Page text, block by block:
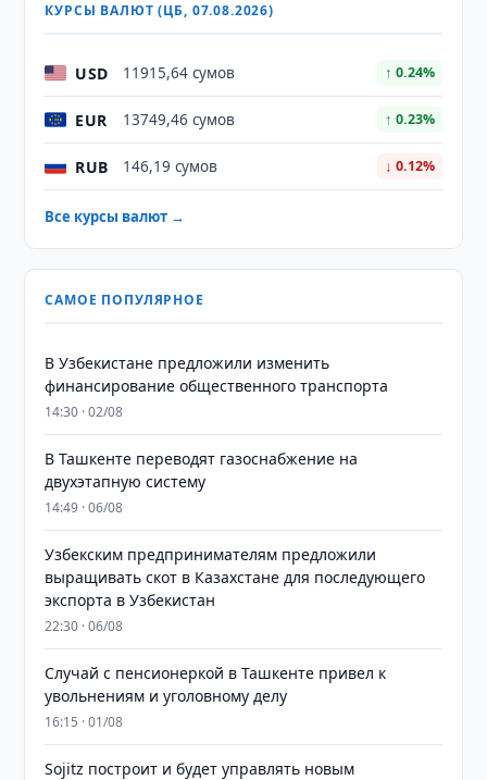
КУРСЫ ВАЛЮТ (ЦБ, 07.08.2026)
USD 11915,64 сумов ↑ 0.24%
EUR 13749,46 сумов ↑ 0.23%
RUB 146,19 сумов ↓ 0.12%
Все курсы валют →
САМОЕ ПОПУЛЯРНОЕ
В Узбекистане предложили изменить
финансирование общественного транспорта
14:30 · 02/08
В Ташкенте переводят газоснабжение на
двухэтапную систему
14:49 · 06/08
Узбекским предпринимателям предложили
выращивать скот в Казахстане для последующего
экспорта в Узбекистан
22:30 · 06/08
Случай с пенсионеркой в Ташкенте привел к
увольнениям и уголовному делу
16:15 · 01/08
Sojitz построит и будет управлять новым